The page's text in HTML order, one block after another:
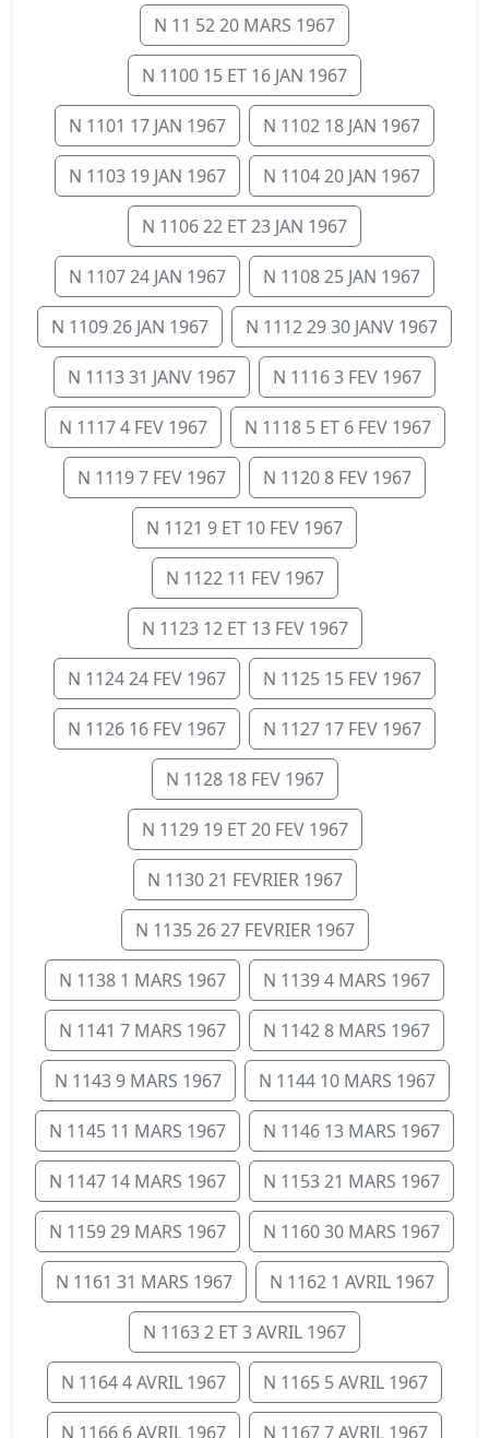
N 11 52 20 MARS 1967
N 1100 15 ET 16 JAN 1967
N 1101 17 JAN 1967 N 1102 18 JAN 1967
N 1103 19 JAN 1967 N 1104 20 JAN 1967
N 1106 22 ET 23 JAN 1967
N 1107 24 JAN 1967 N 1108 25 JAN 1967
N 1109 26 JAN 1967 N 1112 29 30 JANV 1967
N 1113 31 JANV 1967 N 1116 3 FEV 1967
N 1117 4 FEV 1967 N 1118 5 ET 6 FEV 1967
N 1119 7 FEV 1967 N 1120 8 FEV 1967
N 1121 9 ET 10 FEV 1967
N 1122 11 FEV 1967
N 1123 12 ET 13 FEV 1967
N 1124 24 FEV 1967 N 1125 15 FEV 1967
N 1126 16 FEV 1967 N 1127 17 FEV 1967
N 1128 18 FEV 1967
N 1129 19 ET 20 FEV 1967
N 1130 21 FEVRIER 1967
N 1135 26 27 FEVRIER 1967
N 1138 1 MARS 1967 N 1139 4 MARS 1967
N 1141 7 MARS 1967 N 1142 8 MARS 1967
N 1143 9 MARS 1967 N 1144 10 MARS 1967
N 1145 11 MARS 1967 N 1146 13 MARS 1967
N 1147 14 MARS 1967 N 1153 21 MARS 1967
N 1159 29 MARS 1967 N 1160 30 MARS 1967
N 1161 31 MARS 1967 N 1162 1 AVRIL 1967
N 1163 2 ET 3 AVRIL 1967
N 1164 4 AVRIL 1967 N 1165 5 AVRIL 1967
N 1166 6 AVRIL 1967 N 1167 7 AVRIL 1967